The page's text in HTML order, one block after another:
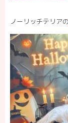
ノーリッチテリアの